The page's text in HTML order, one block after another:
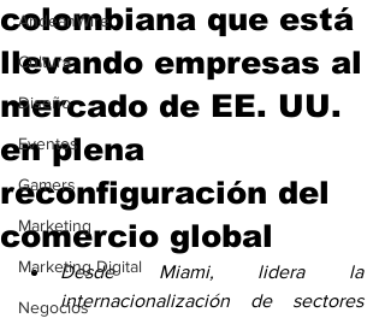
AndeanWire
Cultura
Diseño
Eventos
Gamers
Marketing
Marketing Digital
Negocios
colombiana que está
llevando empresas al
mercado de EE. UU.
en plena
reconfiguración del
comercio global
Desde Miami, lidera la
internacionalización de sectores